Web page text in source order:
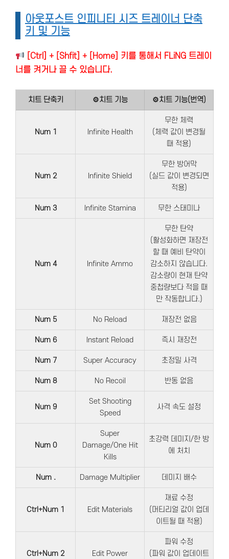
아웃포스트 인피니티 시즈 트레이너 단축
키 및 기능
[Ctrl] + [Shfit] + [Home] 키를 통해서 FLiNG 트레이
너를 켜거나 끌 수 있습니다.
치트 단축키 ⚙치트 기능 ⚙치트 기능(번역)
Num 1 Infinite Health
무한 체력
(체력 값이 변경될
때 적용)
Num 2 Infinite Shield
무한 방어막
(실드 값이 변경되면
적용)
Num 3 Infinite Stamina 무한 스태미나
Num 4 Infinite Ammo
무한 탄약
(활성화하면 재장전
할 때 예비 탄약이
감소하지 않습니다.
감소량이 현재 탄약
중첩량보다 적을 때
만 작동합니다.)
Num 5 No Reload 재장전 없음
Num 6 Instant Reload 즉시 재장전
Num 7 Super Accuracy 초정밀 사격
Num 8 No Recoil 반동 없음
Num 9
Set Shooting
Speed
사격 속도 설정
Num 0
Super
Damage/One Hit
Kills
초강력 데미지/한 방
에 처치
Num . Damage Multiplier 데미지 배수
Ctrl+Num 1 Edit Materials
재료 수정
(머티리얼 값이 업데
이트될 때 적용)
Ctrl+Num 2 Edit Power
파워 수정
(파워 값이 업데이트